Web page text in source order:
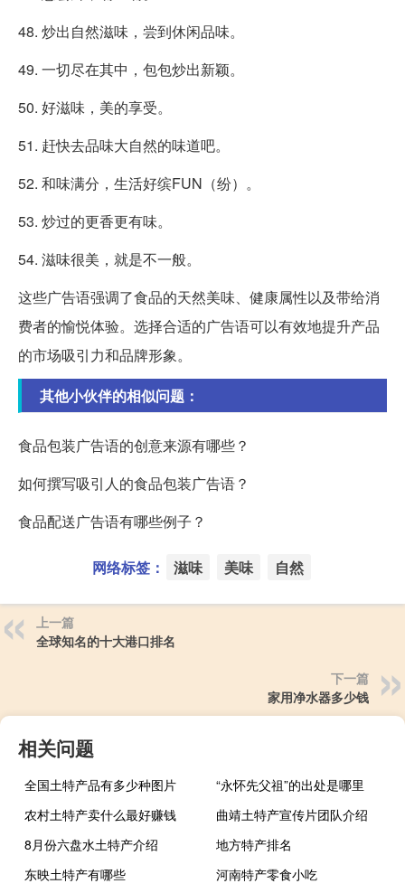
48. 炒出自然滋味，尝到休闲品味。
49. 一切尽在其中，包包炒出新颖。
50. 好滋味，美的享受。
51. 赶快去品味大自然的味道吧。
52. 和味满分，生活好缤FUN（纷）。
53. 炒过的更香更有味。
54. 滋味很美，就是不一般。
这些广告语强调了食品的天然美味、健康属性以及带给消
费者的愉悦体验。选择合适的广告语可以有效地提升产品
的市场吸引力和品牌形象。
其他小伙伴的相似问题：
食品包装广告语的创意来源有哪些？
如何撰写吸引人的食品包装广告语？
食品配送广告语有哪些例子？
网络标签： 滋味 美味 自然
上一篇
全球知名的十大港口排名
下一篇
家用净水器多少钱
相关问题
全国土特产品有多少种图片
“永怀先父祖”的出处是哪里
农村土特产卖什么最好赚钱
曲靖土特产宣传片团队介绍
8月份六盘水土特产介绍
地方特产排名
东映土特产有哪些
河南特产零食小吃